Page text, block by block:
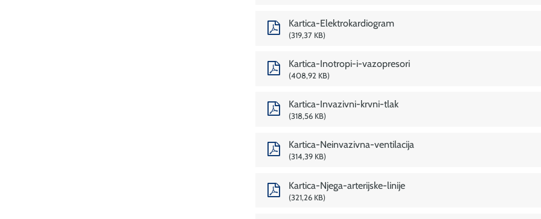
Kartica-Elektrokardiogram
319,37 KB
Kartica-Inotropi-i-vazopresori
408,92 KB
Kartica-Invazivni-krvni-tlak
318,56 KB
Kartica-Neinvazivna-ventilacija
314,39 KB
Kartica-Njega-arterijske-linije
321,26 KB